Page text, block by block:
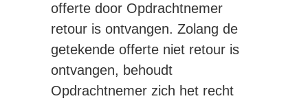
offerte door Opdrachtnemer
retour is ontvangen. Zolang de
getekende offerte niet retour is
ontvangen, behoudt
Opdrachtnemer zich het recht